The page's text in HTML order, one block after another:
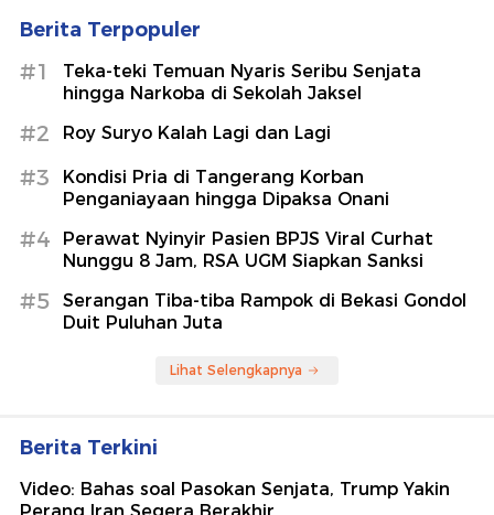
Berita Terpopuler
#1
Teka-teki Temuan Nyaris Seribu Senjata
hingga Narkoba di Sekolah Jaksel
#2 Roy Suryo Kalah Lagi dan Lagi
#3
Kondisi Pria di Tangerang Korban
Penganiayaan hingga Dipaksa Onani
#4
Perawat Nyinyir Pasien BPJS Viral Curhat
Nunggu 8 Jam, RSA UGM Siapkan Sanksi
#5
Serangan Tiba-tiba Rampok di Bekasi Gondol
Duit Puluhan Juta
Lihat Selengkapnya
Berita Terkini
Video: Bahas soal Pasokan Senjata, Trump Yakin
Perang Iran Segera Berakhir